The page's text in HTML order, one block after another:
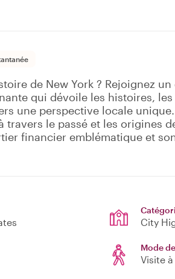
de New York ? Rejoignez
qui dévoile les histoires, les
une perspective locale
travers le passé et les origines
financier emblématique et
City
Mode
Visite